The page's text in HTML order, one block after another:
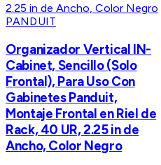
PANDUIT
Organizador Vertical IN-
Cabinet, Sencillo (Solo
Frontal), Para Uso Con
Gabinetes Panduit,
Montaje Frontal en Riel de
Rack, 40 UR, 2.25 in de
Ancho, Color Negro